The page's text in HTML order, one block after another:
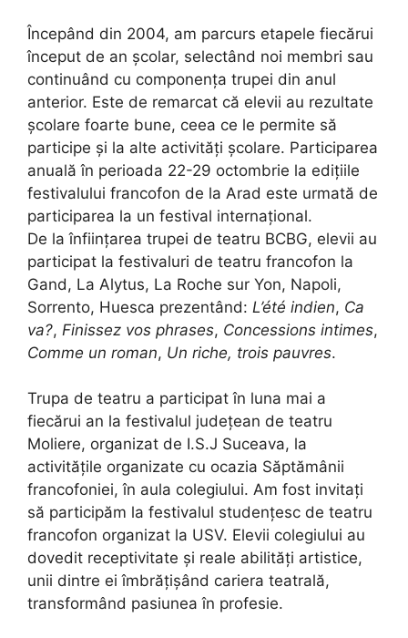
Începând din 2004, am parcurs etapele fiecărui
început de an școlar, selectând noi membri sau
continuând cu componența trupei din anul
anterior. Este de remarcat că elevii au rezultate
școlare foarte bune, ceea ce le permite să
participe și la alte activități școlare. Participarea
anuală în perioada 22-29 octombrie la edițiile
festivalului francofon de la Arad este urmată de
participarea la un festival internațional.
De la înființarea trupei de teatru BCBG, elevii au
participat la festivaluri de teatru francofon la
Gand, La Alytus, La Roche sur Yon, Napoli,
Sorrento, Huesca prezentând: L’été indien, Ca
va?, Finissez vos phrases, Concessions intimes,
Comme un roman, Un riche, trois pauvres.
Trupa de teatru a participat în luna mai a
fiecărui an la festivalul județean de teatru
Moliere, organizat de I.S.J Suceava, la
activitățile organizate cu ocazia Săptămânii
francofoniei, în aula colegiului. Am fost invitați
să participăm la festivalul studențesc de teatru
francofon organizat la USV. Elevii colegiului au
dovedit receptivitate și reale abilități artistice,
unii dintre ei îmbrățișând cariera teatrală,
transformând pasiunea în profesie.